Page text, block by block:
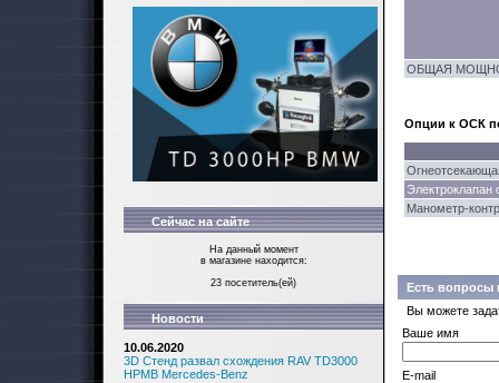
Сейчас на сайте
На данный момент
в магазине находится:
23 посетитель(ей)
Новости
10.06.2020
3D Стенд развал схождения RAV TD3000
HPMB Mercedes-Benz
ОБЩАЯ
Опции к ОСК
Электроклапан
Манометр-
Есть вопросы
Вы можете
Ваше имя
E-mail